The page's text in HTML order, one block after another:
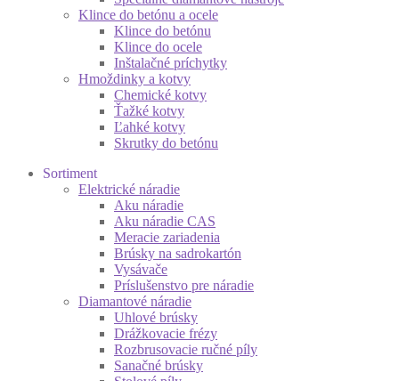
Klince do betónu a ocele
Klince do betónu
Klince do ocele
Inštalačné príchytky
Hmoždinky a kotvy
Chemické kotvy
Ťažké kotvy
Ľahké kotvy
Skrutky do betónu
Sortiment
Elektrické náradie
Aku náradie
Aku náradie CAS
Meracie zariadenia
Brúsky na sadrokartón
Vysávače
Príslušenstvo pre náradie
Diamantové náradie
Uhlové brúsky
Drážkovacie frézy
Rozbrusovacie ručné píly
Sanačné brúsky